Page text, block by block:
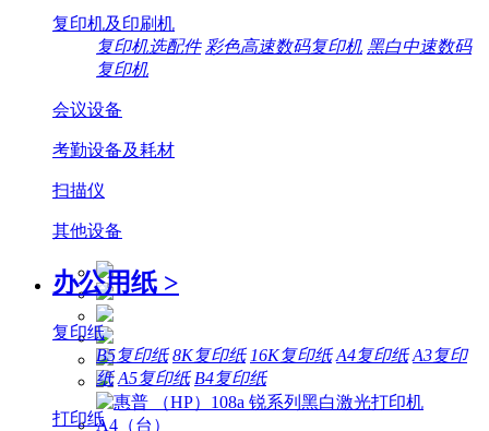
复印机及印刷机
复印机选配件 彩色高速数码复印机 黑白中速数码
复印机
会议设备
考勤设备及耗材
扫描仪
其他设备
办公用纸 >
复印纸
B5复印纸 8K复印纸 16K复印纸 A4复印纸 A3复印
纸 A5复印纸 B4复印纸
打印纸